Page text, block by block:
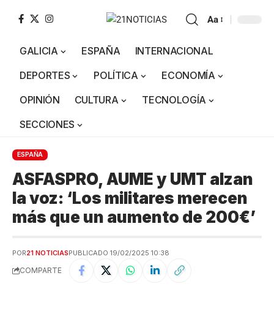
Aa
GALICIA ESPAÑA
INTERNACIONAL
DEPORTES
POLÍTICA
ECONOMÍA
OPINIÓN
CULTURA
TECNOLOGÍA
SECCIONES
ESPAÑA
ASFASPRO, AUME y UMT alzan
la voz: ‘Los militares merecen
más que un aumento de 200€’
POR21 NOTICIASPUBLICADO 19/02/2025 10:38
COMPARTE